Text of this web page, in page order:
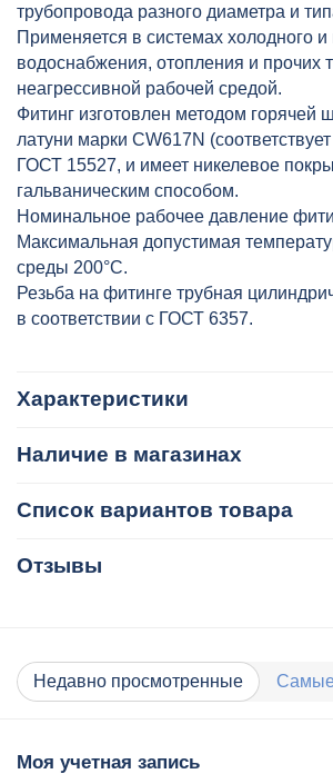
трубопровода разного диаметра и
Применяется в системах холодного и
водоснабжения, отопления и прочих
неагрессивной рабочей средой.
Фитинг изготовлен методом горячей
латуни марки CW617N
ГОСТ 15527, и имеет никелевое
гальваническим способом.
Номинальное рабочее давление
Максимальная допустимая
среды 200°C.
Резьба на фитинге трубная
в соответствии с ГОСТ 6357.
Характеристики
Наличие в магазинах
Список вариантов товара
Отзывы
Недавно просмотренные
Моя учетная запись